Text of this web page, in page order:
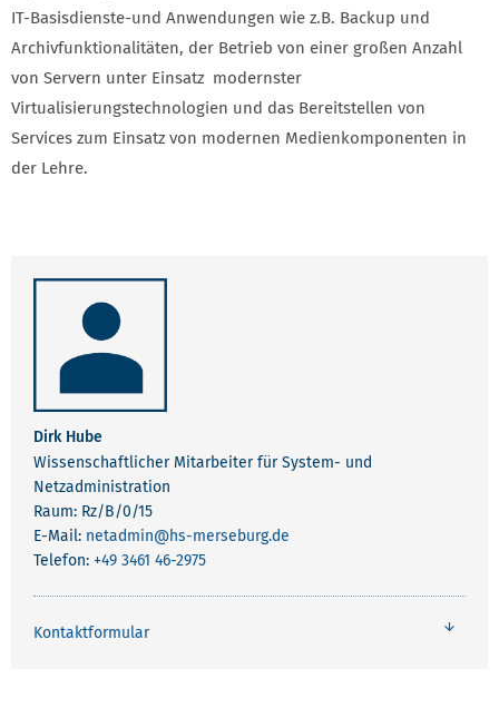
IT-Basisdienste-und Anwendungen wie z.B. Backup und
Archivfunktionalitäten, der Betrieb von einer großen Anzahl
von Servern unter Einsatz modernster
Virtualisierungstechnologien und das Bereitstellen von
Services zum Einsatz von modernen Medienkomponenten in
der Lehre.
MITARBEITENDE INFRASTRUKTUR
Dirk Hube
Wissenschaftlicher Mitarbeiter für System- und
Netzadministration
Raum: Rz/B/0/15
E-Mail: netadmin@hs-merseburg.de
Telefon: +49 3461 46-2975
Kontaktformular